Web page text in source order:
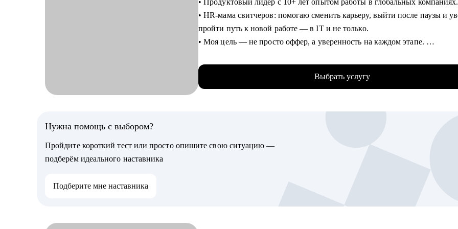
• Разберем резюме, подсветим твои суперсилы.
• Индивидуальный план развития (сильные слабые стороны /с чего
• Репетиция собеседования.
• "Новые люди": как руководить новым поколением, чего они хотят.
• Управляющим, Директорам и менеджерам ресторанов
• Продуктовый лидер с 10+ лет опытом работы в глобальных компаниях.
• HR-мама свитчеров: помогаю сменить карьеру, выйти после паузы и
пройти путь к новой работе — в IT и не только.
• Моя цель — не просто оффер, а уверенность на каждом этапе.
- 50+ офферов в классные компании в России и мире;
- Улучшение конверсии из резюме в собеседование в 70 раз;
• Формат резюме, который проходит ATS и цепляет рекрутеров.
Выбрать услугу
Нужна помощь с выбором?
Пройдите короткий тест или просто опишите свою ситуацию —
подберём идеального наставника
Подберите мне наставника